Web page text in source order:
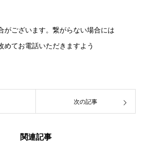
がございます。繋がらない場合には
めてお電話いただきますよう
次の記事
関連記事